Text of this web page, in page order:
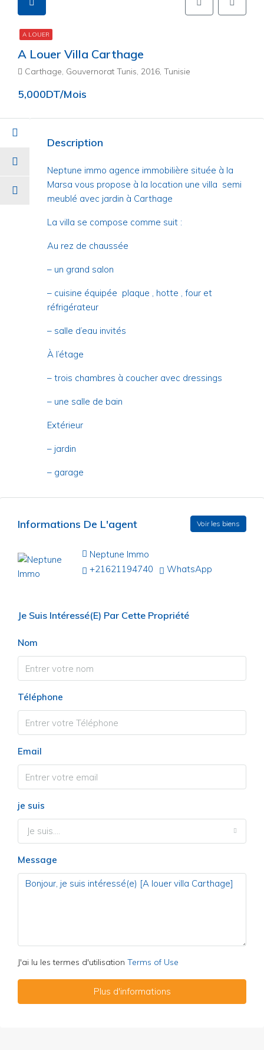
A LOUER
A Louer Villa Carthage
Carthage, Gouvernorat Tunis, 2016, Tunisie
5,000DT/Mois
Description
Neptune immo agence immobilière située à la
Marsa vous propose à la location une villa semi
meublé avec jardin à Carthage
La villa se compose comme suit :
Au rez de chaussée
– un grand salon
– cuisine équipée plaque , hotte , four et
réfrigérateur
– salle d’eau invités
À l’étage
– trois chambres à coucher avec dressings
– une salle de bain
Extérieur
– jardin
– garage
Informations De L'agent Voir les biens
Neptune Immo
+21621194740
WhatsApp
Je Suis Intéressé(e) Par Cette Propriété
Nom
Téléphone
Email
je suis
Je suis....
Message
J'ai lu les termes d'utilisation Terms of Use
Plus d'informations